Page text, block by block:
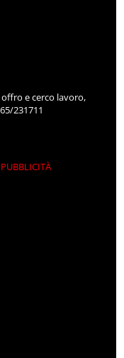
e cerco lavoro,
231711